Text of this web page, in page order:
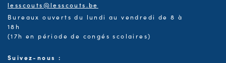
lesscouts@lesscouts.be
Bureaux ouverts du lundi au vendredi de 8 à
18h
(17h en période de congés scolaires)
Suivez-nous :